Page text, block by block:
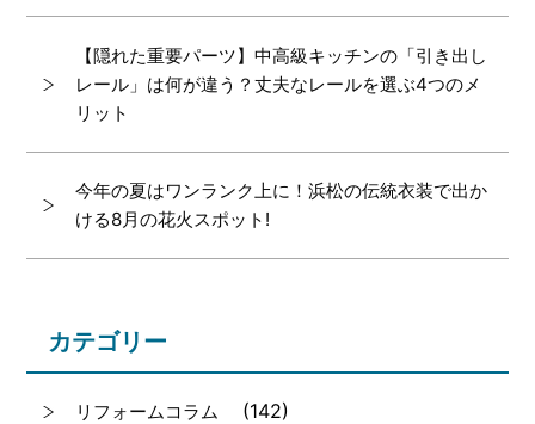
【隠れた重要パーツ】中高級キッチンの「引き出し
レール」は何が違う？丈夫なレールを選ぶ4つのメ
リット
今年の夏はワンランク上に！浜松の伝統衣装で出か
ける8月の花火スポット!
カテゴリー
リフォームコラム (142)